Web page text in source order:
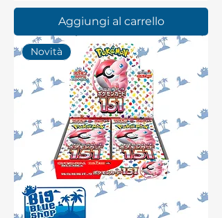
Aggiungi al carrello
Novità